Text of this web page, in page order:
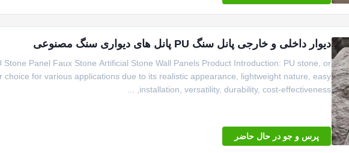
دیوار داخلی و خارجی پانل سنگ PU پانل های دیواری سنگ مصنوعی
Stone Panel Faux Stone Artificial Stone Wall Panels Product Introduction: PU stone, or
choice for various applications due to its realistic appearance, lightweight nature, easy
installation, versatility, durability, cost-effectiveness, ...
پرس و جو در حال حاضر